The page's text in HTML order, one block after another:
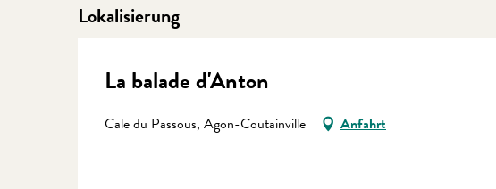
Lokalisierung
La balade d'Anton
Cale du Passous, Agon-Coutainville
Anfahrt